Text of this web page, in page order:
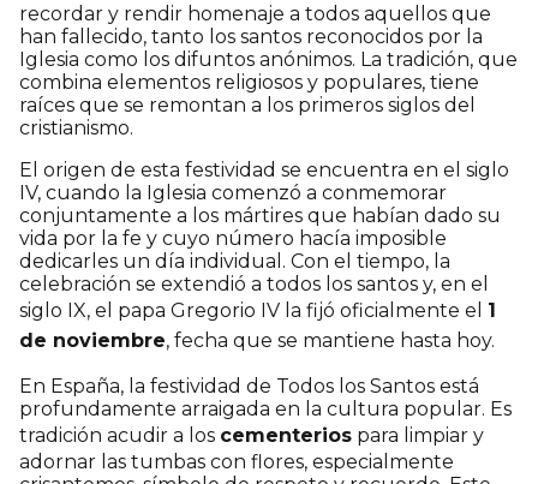
recordar y rendir homenaje a todos aquellos que
han fallecido, tanto los santos reconocidos por la
Iglesia como los difuntos anónimos. La tradición, que
combina elementos religiosos y populares, tiene
raíces que se remontan a los primeros siglos del
cristianismo.
El origen de esta festividad se encuentra en el siglo
IV, cuando la Iglesia comenzó a conmemorar
conjuntamente a los mártires que habían dado su
vida por la fe y cuyo número hacía imposible
dedicarles un día individual. Con el tiempo, la
celebración se extendió a todos los santos y, en el
siglo IX, el papa Gregorio IV la fijó oficialmente el 1
de noviembre, fecha que se mantiene hasta hoy.
En España, la festividad de Todos los Santos está
profundamente arraigada en la cultura popular. Es
tradición acudir a los cementerios para limpiar y
adornar las tumbas con flores, especialmente